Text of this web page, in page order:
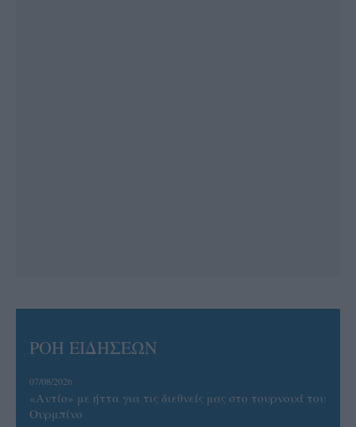
ΡΟΗ ΕΙΔΗΣΕΩΝ
07/08/2026
«Αντίο» με ήττα για τις διεθνείς μας στο τουρνουά του
Ουρμπίνο